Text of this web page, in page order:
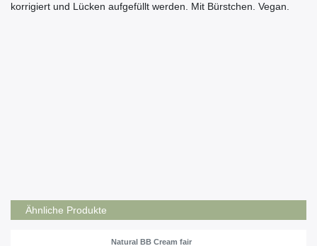
korrigiert und Lücken aufgefüllt werden. Mit Bürstchen. Vegan.
Ähnliche Produkte
Natural BB Cream fair